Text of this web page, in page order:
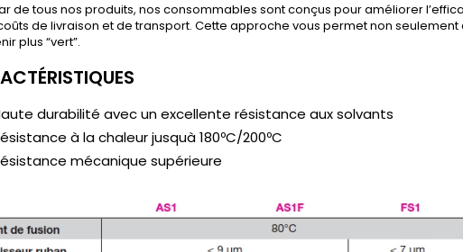
de tous nos produits, nos consommables sont conçus pour améliorer
de livraison et de transport. Cette approche vous permet non
plus “vert”.
durabilité avec un excellente résistance aux solvants
à la chaleur jusquà 180ºC/200ºC
mécanique supérieure